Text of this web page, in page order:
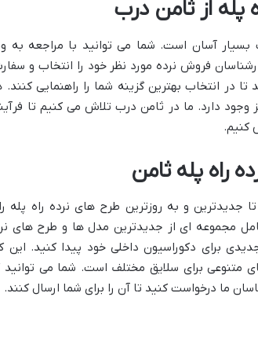
پله از ثامن درب
بسیار آسان است. شما می توانید با مراجعه
فروش نرده مورد نظر خود را انتخاب و
تا در انتخاب بهترین گزینه شما را راهنمایی
وجود دارد. ما در ثامن درب تلاش می کنیم تا
کنیم.
راه پله ثامن
و به روزترین طرح های نرده راه پله
مجموعه ای از جدیدترین مدل ها و طرح های
برای دکوراسیون داخلی خود پیدا کنید.
متنوعی برای سلایق مختلف است. شما می توانید
ما درخواست کنید تا آن را برای شما ارسال کنند.